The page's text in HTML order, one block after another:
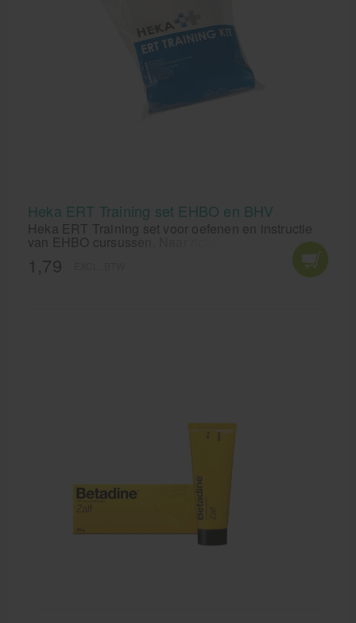
Heka ERT Training set EHBO en BHV
Heka ERT Training set voor oefenen en instructie
van EHBO cursussen. Naar richtlijnen van het
1,79